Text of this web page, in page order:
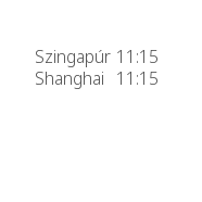
Szingapúr 11:15
Shanghai 11:15